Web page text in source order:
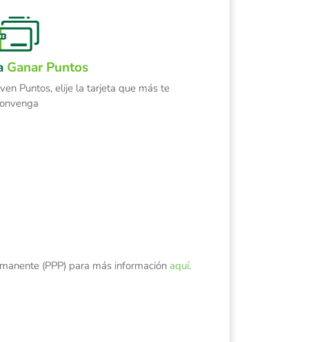
Ganar Puntos
Puntos, elije la tarjeta que más te
(PPP) para más información aquí.